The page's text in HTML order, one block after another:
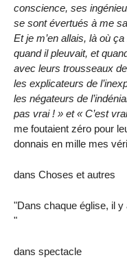
conscience, ses
se sont évertués à me
Et je m’en allais, là où
quand il pleuvait, et
avec leurs trousseaux
les explicateurs de
les négateurs de
pas vrai ! » et « C’est
me foutaient zéro pour
donnais en mille mes
dans Choses et autres
"Dans chaque église, il
"
dans spectacle